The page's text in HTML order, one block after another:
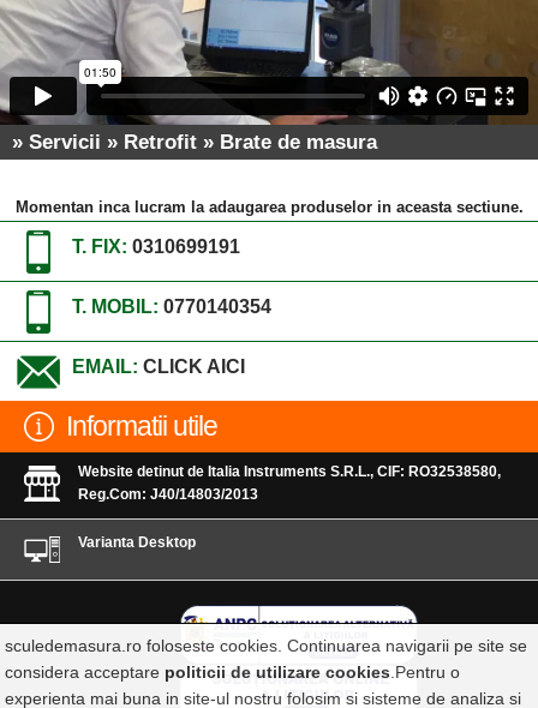
» Servicii » Retrofit » Brate de masura
Momentan inca lucram la adaugarea produselor in aceasta sectiune.
T. FIX: 0310699191
T. MOBIL: 0770140354
EMAIL: CLICK AICI
Informatii utile
Website detinut de Italia Instruments S.R.L., CIF: RO32538580,
Reg.Com: J40/14803/2013
Varianta Desktop
sculedemasura.ro foloseste cookies. Continuarea navigarii pe site se
considera acceptare politicii de utilizare cookies .Pentru o
experienta mai buna in site-ul nostru folosim si sisteme de analiza si